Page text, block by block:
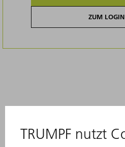
ZUM LOGIN